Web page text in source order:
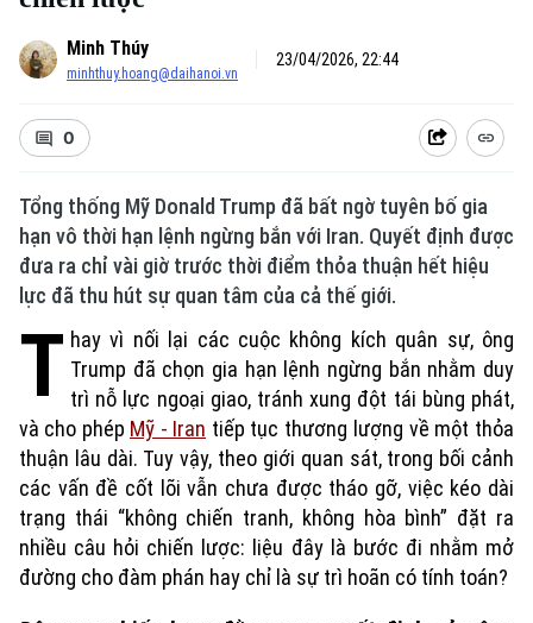
Minh Thúy
minhthuy.hoang@daihanoi.vn
23/04/2026, 22:44
0
Tổng thống Mỹ Donald Trump đã bất ngờ tuyên bố gia
hạn vô thời hạn lệnh ngừng bắn với Iran. Quyết định được
đưa ra chỉ vài giờ trước thời điểm thỏa thuận hết hiệu
lực đã thu hút sự quan tâm của cả thế giới.
T hay vì nối lại các cuộc không kích quân sự, ông
Trump đã chọn gia hạn lệnh ngừng bắn nhằm duy
trì nỗ lực ngoại giao, tránh xung đột tái bùng phát,
và cho phép Mỹ - Iran tiếp tục thương lượng về một thỏa
thuận lâu dài. Tuy vậy, theo giới quan sát, trong bối cảnh
các vấn đề cốt lõi vẫn chưa được tháo gỡ, việc kéo dài
trạng thái “không chiến tranh, không hòa bình” đặt ra
nhiều câu hỏi chiến lược: liệu đây là bước đi nhằm mở
đường cho đàm phán hay chỉ là sự trì hoãn có tính toán?